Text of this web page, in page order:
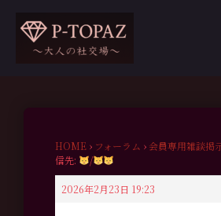
HOME › フォーラム › 会員専用雑談掲
信先:
/
2026年2月23日 19:23